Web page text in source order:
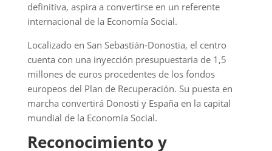
definitiva, aspira a convertirse en un referente
internacional de la Economía Social.
Localizado en San Sebastián-Donostia, el centro
cuenta con una inyección presupuestaria de 1,5
millones de euros procedentes de los fondos
europeos del Plan de Recuperación. Su puesta en
marcha convertirá Donosti y España en la capital
mundial de la Economía Social.
Reconocimiento y